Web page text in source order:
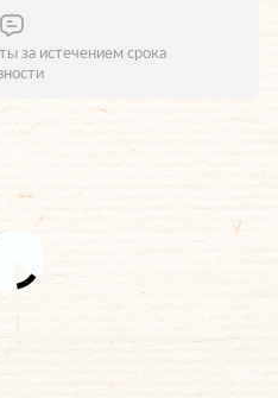
за истечением срока